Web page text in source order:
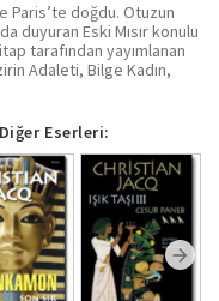
Paris’te doğdu. Otuzun
duyuran Eski Mısır konulu
tarafından yayımlanan
Adaleti, Bilge Kadın,
Eserleri: